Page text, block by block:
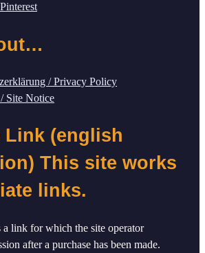
/ Privacy Policy
Site Notice
(english
This site works
links.
link for which the site operator
after a purchase has been made.